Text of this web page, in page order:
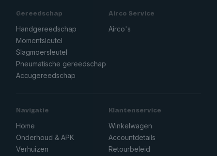
Gereedschap
Handgereedschap
Momentsleutel
Slagmoersleutel
Pneumatische gereedschap
Accugereedschap
Airco Service
Airco's
Navigatie
Home
Onderhoud & APK
Verhuizen
Klantenservice
Winkelwagen
Accountdetails
Retourbeleid